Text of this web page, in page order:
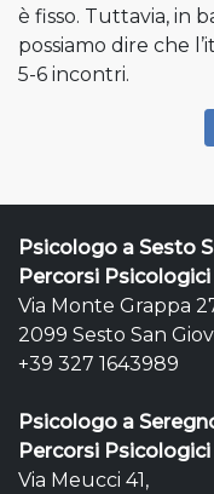
è fisso. Tuttavia, in
possiamo dire che
5-6 incontri.
Psicologo a Sesto
Percorsi Psicologici
Via Monte Grappa
2099 Sesto San
+39 327 1643989
Psicologo a
Percorsi Psicologici
Via Meucci 41,